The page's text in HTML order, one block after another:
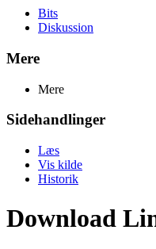
Bits
Diskussion
Mere
Mere
Sidehandlinger
Læs
Vis kilde
Historik
Download